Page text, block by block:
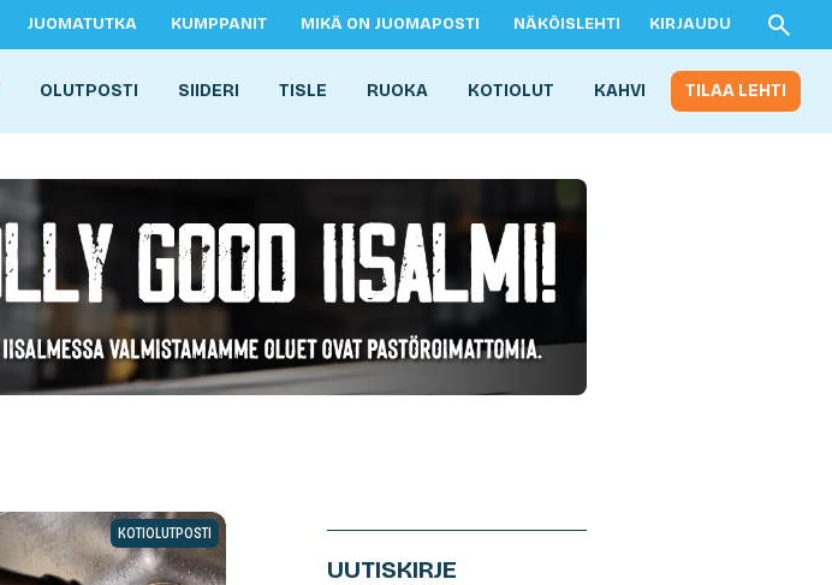
JUOMATUTKA KUMPPANIT MIKÄ ON JUOMAPOSTI NÄKÖISLEHTI KIRJAUDU
OLUTPOSTI SIIDERI TISLE RUOKA KOTIOLUT KAHVI TILAA LEHTI
KOTIOLUTPOSTI
UUTISKIRJE